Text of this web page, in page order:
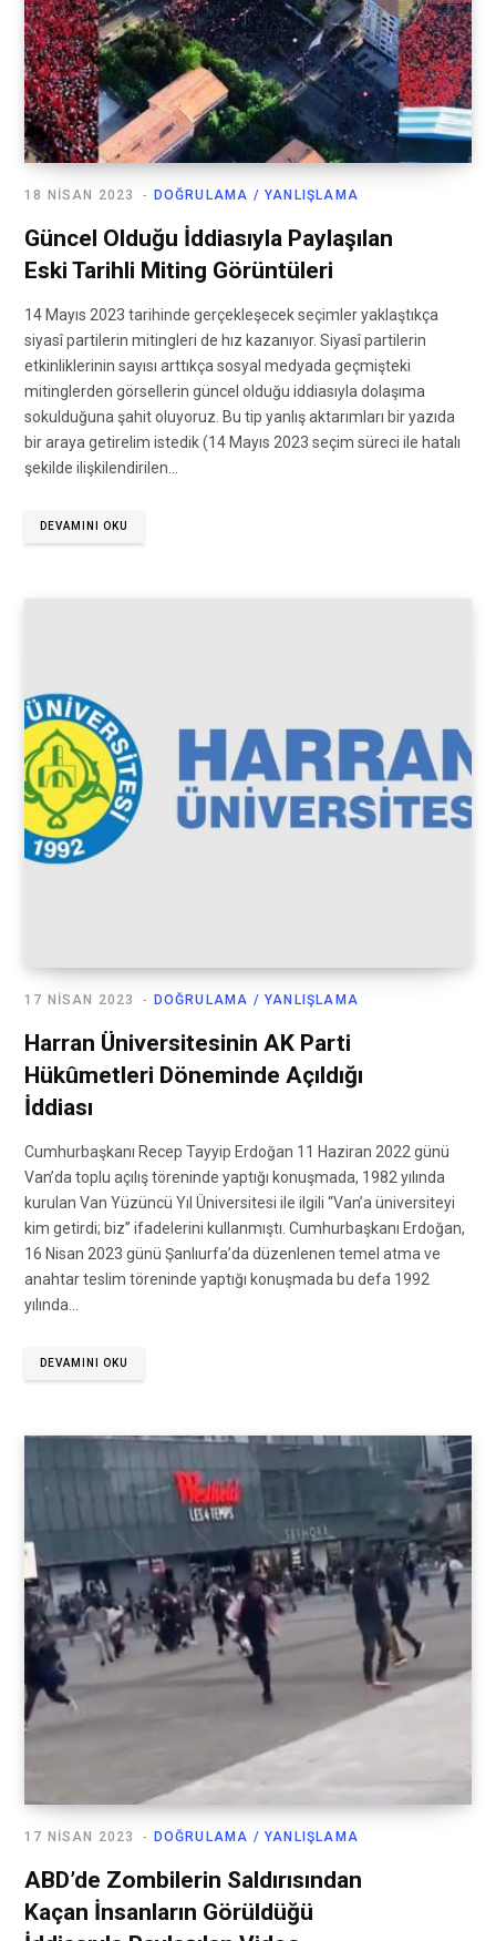
DOĞRULAMA / YANLIŞLAMA
18 NISAN 2023
Güncel Olduğu İddiasıyla Paylaşılan
Eski Tarihli Miting Görüntüleri
14 Mayıs 2023 tarihinde gerçekleşecek seçimler yaklaştıkça
siyasî partilerin mitingleri de hız kazanıyor. Siyasî partilerin
etkinliklerinin sayısı arttıkça sosyal medyada geçmişteki
mitinglerden görsellerin güncel olduğu iddiasıyla dolaşıma
sokulduğuna şahit oluyoruz. Bu tip yanlış aktarımları bir yazıda
bir araya getirelim istedik (14 Mayıs 2023 seçim süreci ile hatalı
şekilde ilişkilendirilen…
DEVAMINI OKU
DOĞRULAMA / YANLIŞLAMA
17 NISAN 2023
Harran Üniversitesinin AK Parti
Hükûmetleri Döneminde Açıldığı
İddiası
Cumhurbaşkanı Recep Tayyip Erdoğan 11 Haziran 2022 günü
Van’da toplu açılış töreninde yaptığı konuşmada, 1982 yılında
kurulan Van Yüzüncü Yıl Üniversitesi ile ilgili “Van’a üniversiteyi
kim getirdi; biz” ifadelerini kullanmıştı. Cumhurbaşkanı Erdoğan,
16 Nisan 2023 günü Şanlıurfa’da düzenlenen temel atma ve
anahtar teslim töreninde yaptığı konuşmada bu defa 1992
yılında…
DEVAMINI OKU
DOĞRULAMA / YANLIŞLAMA
17 NISAN 2023
ABD’de Zombilerin Saldırısından
Kaçan İnsanların Görüldüğü